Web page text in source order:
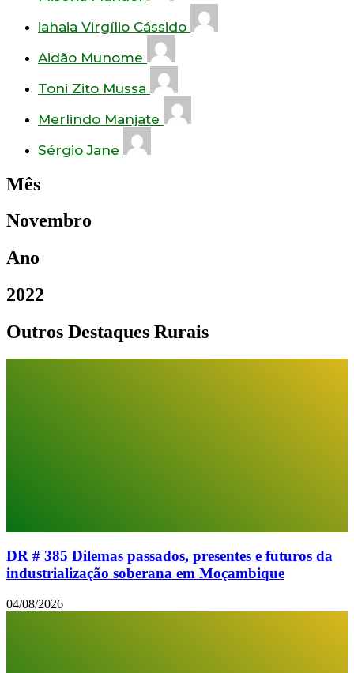
iahaia Virgílio Cássido
Aidão Munome
Toni Zito Mussa
Merlindo Manjate
Sérgio Jane
Mês
Novembro
Ano
2022
Outros Destaques Rurais
DR # 385 Dilemas passados, presentes e futuros da
industrialização soberana em Moçambique
04/08/2026